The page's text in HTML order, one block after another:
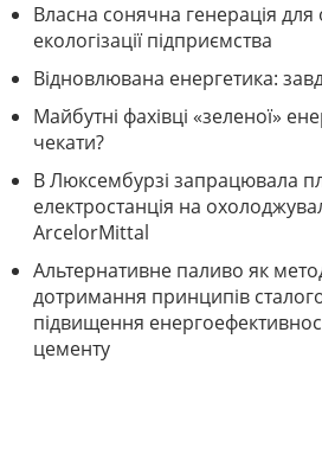
Власна сонячна генерація для
екологізації підприємства
Відновлювана енергетика:
Майбутні фахівці «зеленої»
чекати?
В Люксембурзі запрацювала
електростанція на
ArcelorMittal
Альтернативне паливо як
дотримання принципів
підвищення
цементу